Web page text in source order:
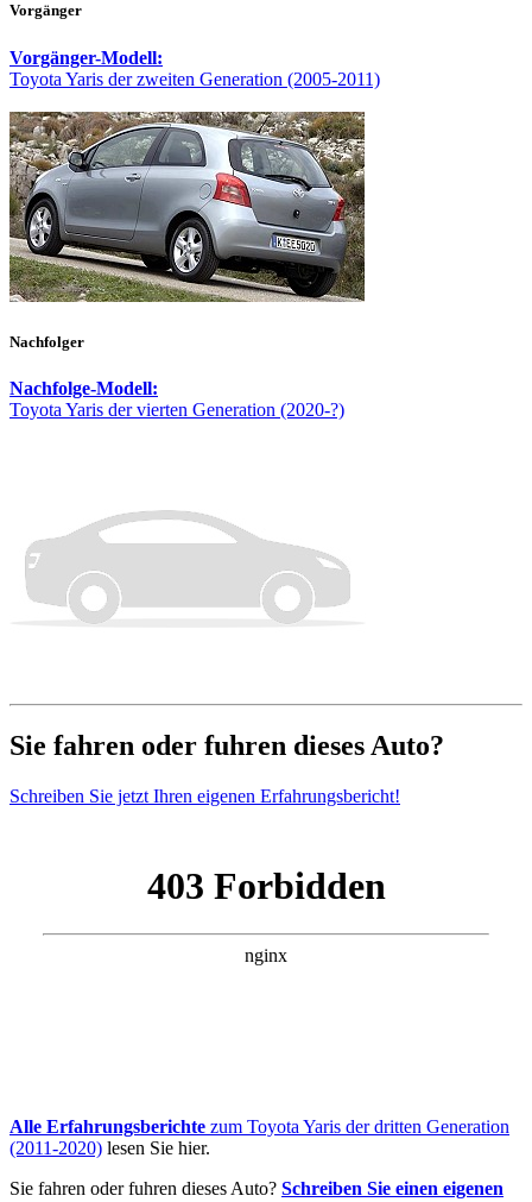
Vorgänger
Vorgänger-Modell:
Toyota Yaris der zweiten Generation (2005-2011)
Nachfolger
Nachfolge-Modell:
Toyota Yaris der vierten Generation (2020-?)
Sie fahren oder fuhren dieses Auto?
Schreiben Sie jetzt Ihren eigenen Erfahrungsbericht!
Alle Erfahrungsberichte zum Toyota Yaris der dritten Generation
(2011-2020) lesen Sie hier.
Sie fahren oder fuhren dieses Auto? Schreiben Sie einen eigenen